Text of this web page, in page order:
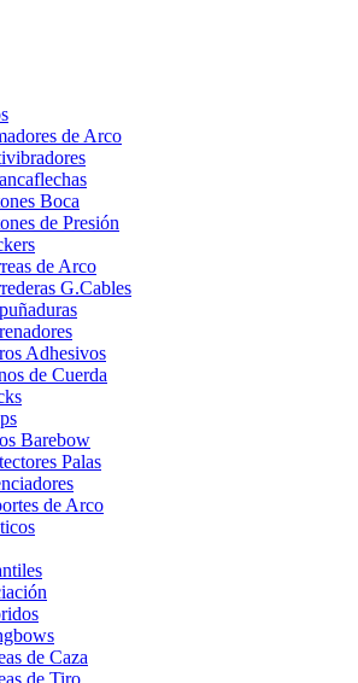
de Arco
Boca
de Presión
de Arco
G.Cables
Adhesivos
de Cuerda
Barebow
Palas
de Arco
de Caza
de Tiro